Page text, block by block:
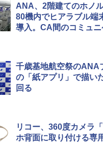
着替えテント トイレ
通気窓付き】収納袋付
コンパクト
ANA、2階建てのホノ
80機内でヒアラブル端
導入。CA間のコミュ
千歳基地航空祭のANA
の「紙アプリ」で描い
回る
リコー、360度カメラ
ホ背面に取り付ける専